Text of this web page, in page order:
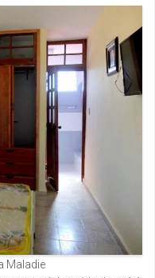
Maladie